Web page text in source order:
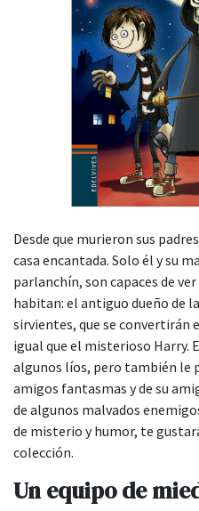
Desde que murieron sus
casa encantada. Solo él y su
parlanchín, son capaces de
habitan: el antiguo dueño de
sirvientes, que se convertirán
igual que el misterioso Harry.
algunos líos, pero también le
amigos fantasmas y de su
de algunos malvados
de misterio y humor, te
colección.
Un equipo de